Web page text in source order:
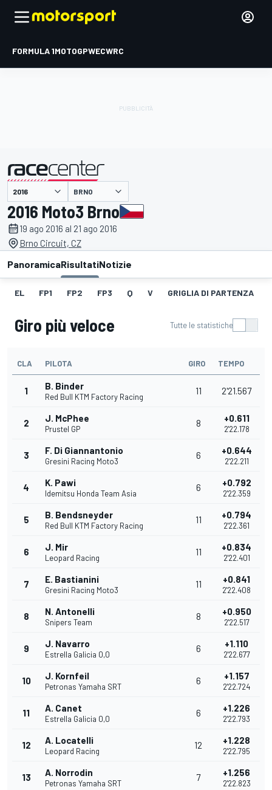
FORMULA 1MOTOGPWECWRC
presentato da BRNO
2016 Moto3 Brno
19 ago 2016 al 21 ago 2016
Brno Circuit, CZ
PanoramicaRisultatiNotizie
EL FP1 FP2 FP3 Q V GRIGLIA DI PARTENZA
Giro più veloce Tutte le statistiche
CLA PILOTA GIRO TEMPO
1 B. Binder
Red Bull KTM Factory Racing
11 2'21.567
2 J. McPhee
Prustel GP
8 +0.611
2'22.178
3 F. Di Giannantonio
Gresini Racing Moto3
6 +0.644
2'22.211
4 K. Pawi
Idemitsu Honda Team Asia
6 +0.792
2'22.359
5 B. Bendsneyder
Red Bull KTM Factory Racing
11 +0.794
2'22.361
6 J. Mir
Leopard Racing
11 +0.834
2'22.401
7 E. Bastianini
Gresini Racing Moto3
11 +0.841
2'22.408
8 N. Antonelli
Snipers Team
8 +0.950
2'22.517
9 J. Navarro
Estrella Galicia 0,0
6 +1.110
2'22.677
10 J. Kornfeil
Petronas Yamaha SRT
6 +1.157
2'22.724
11 A. Canet
Estrella Galicia 0,0
6 +1.226
2'22.793
12 A. Locatelli
Leopard Racing
12 +1.228
2'22.795
13 A. Norrodin
Petronas Yamaha SRT
7 +1.256
2'22.823